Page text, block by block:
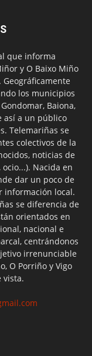
que informa
y O Baixo Miño
Geográficamente
los municipios
Baiona,
así a un público
Telemariñas se
colectivos de la
noticias de
Nacida en
dar un poco de
información local.
se diferencia de
orientados en
nacional e
centrándonos
irrenunciable
O Porriño y Vigo
vista.